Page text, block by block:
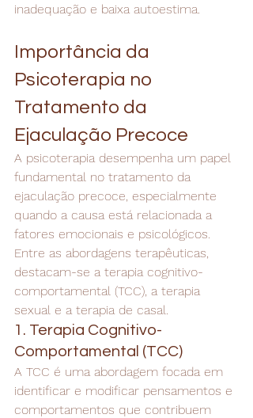
inadequação e baixa autoestima.
Importância da
Psicoterapia no
Tratamento da
Ejaculação Precoce
A psicoterapia desempenha um papel
fundamental no tratamento da
ejaculação precoce, especialmente
quando a causa está relacionada a
fatores emocionais e psicológicos.
Entre as abordagens terapêuticas,
destacam-se a terapia cognitivo-
comportamental (TCC), a terapia
sexual e a terapia de casal.
1. Terapia Cognitivo-
Comportamental (TCC)
A TCC é uma abordagem focada em
identificar e modificar pensamentos e
comportamentos que contribuem